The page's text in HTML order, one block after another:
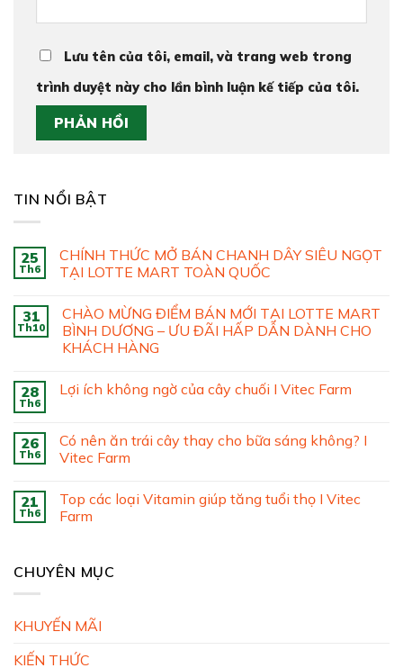
Lưu tên của tôi, email, và trang web trong
trình duyệt này cho lần bình luận kế tiếp của tôi.
TIN NỔI BẬT
25
Th6
CHÍNH THỨC MỞ BÁN CHANH DÂY SIÊU NGỌT
TẠI LOTTE MART TOÀN QUỐC
31
Th10
CHÀO MỪNG ĐIỂM BÁN MỚI TẠI LOTTE MART
BÌNH DƯƠNG – ƯU ĐÃI HẤP DẪN DÀNH CHO
KHÁCH HÀNG
28
Th6
Lợi ích không ngờ của cây chuối I Vitec Farm
26
Th6
Có nên ăn trái cây thay cho bữa sáng không? I
Vitec Farm
21
Th6
Top các loại Vitamin giúp tăng tuổi thọ I Vitec
Farm
CHUYÊN MỤC
KHUYẾN MÃI
KIẾN THỨC